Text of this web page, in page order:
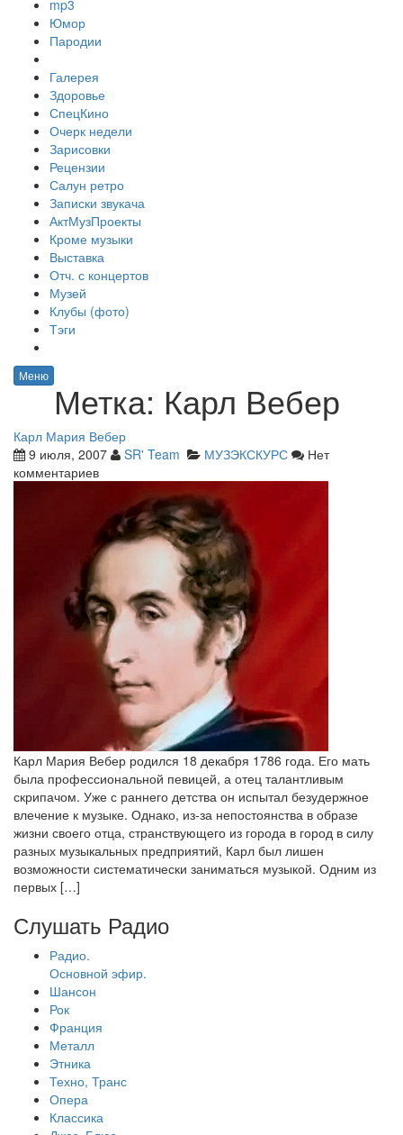
mp3
Юмор
Пародии
Галерея
Здоровье
СпецКино
Очерк недели
Зарисовки
Рецензии
Салун ретро
Записки звукача
АктМузПроекты
Кроме музыки
Выставка
Отч. с концертов
Музей
Клубы (фото)
Тэги
Меню
Метка: Карл Вебер
Карл Мария Вебер
9 июля, 2007
SR' Team МУЗЭКСКУРС
Нет
комментариев
Карл Мария Вебер родился 18 декабря 1786 года. Его мать
была профессиональной певицей, а отец талантливым
скрипачом. Уже с раннего детства он испытал безудержное
влечение к музыке. Однако, из-за непостоянства в образе
жизни своего отца, странствующего из города в город в силу
разных музыкальных предприятий, Карл был лишен
возможности систематически заниматься музыкой. Одним из
первых […]
Слушать Радио
Радио.
Основной эфир.
Шансон
Рок
Франция
Металл
Этника
Техно, Транс
Опера
Классика